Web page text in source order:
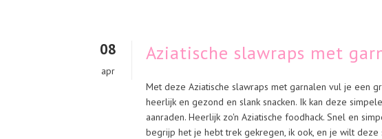
08
apr
Aziatische slawraps met
Met deze Aziatische slawraps met garnalen vul je een
heerlijk en gezond en slank snacken. Ik kan deze
aanraden. Heerlijk zo'n Aziatische foodhack. Snel en
begrijp het je hebt trek gekregen, ik ook, en je wilt deze